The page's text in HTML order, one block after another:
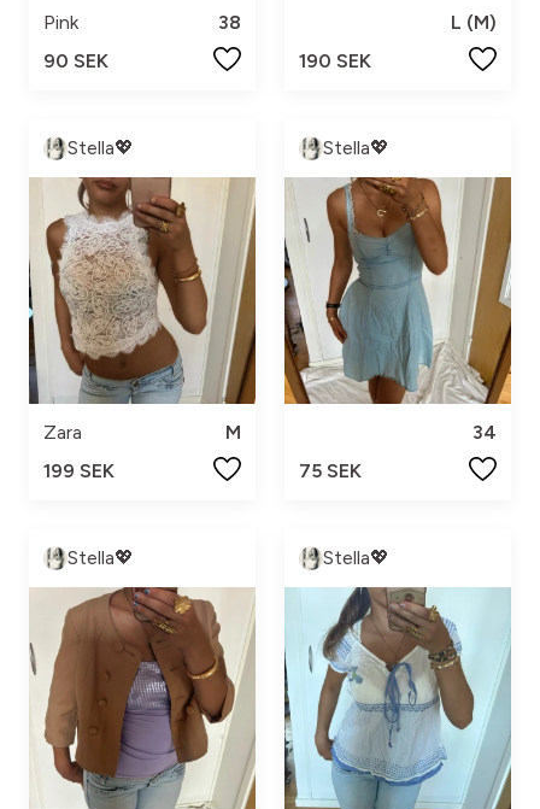
Pink
38
90 SEK
L (M)
190 SEK
Stella💖
Zara
M
199 SEK
Stella💖
34
75 SEK
Stella💖 Stella💖